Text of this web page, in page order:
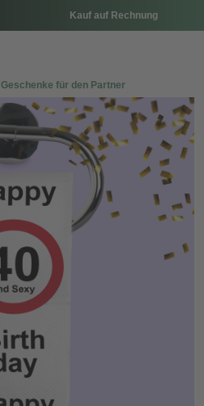
Kauf auf Rechnung
Geschenke für den Partner